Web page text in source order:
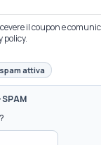
il coupon e
policy.
attiva